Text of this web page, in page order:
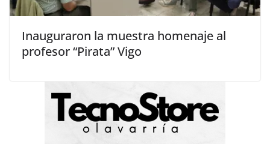
Inauguraron la muestra homenaje al
profesor “Pirata” Vigo